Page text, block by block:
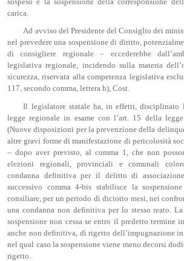
sospeso e la sospensione della corresponsione
carica.
Ad avviso del Presidente del Consiglio dei
nel prevedere una sospensione di diritto,
di consigliere regionale – eccederebbe
legislativa regionale, incidendo sulla materia
sicurezza, riservata alla competenza legislativa
117, secondo comma, lettera h), Cost.
Il legislatore statale ha, in effetti, disciplinato
legge regionale in esame con l’art. 15 della
(Nuove disposizioni per la prevenzione della
altre gravi forme di manifestazione di pericolosità
– dopo aver previsto, al comma 1, che non
elezioni regionali, provinciali e comunali
condanna definitiva per il delitto di
successivo comma 4-bis stabilisce la
consiliare, per un periodo di diciotto mesi, nei
una condanna non definitiva per lo stesso reato.
sospensione non cessa se entro il predetto termine
anche non definitiva, di rigetto dell’impugnazione
nel qual caso la sospensione viene meno decorsi
rigetto.